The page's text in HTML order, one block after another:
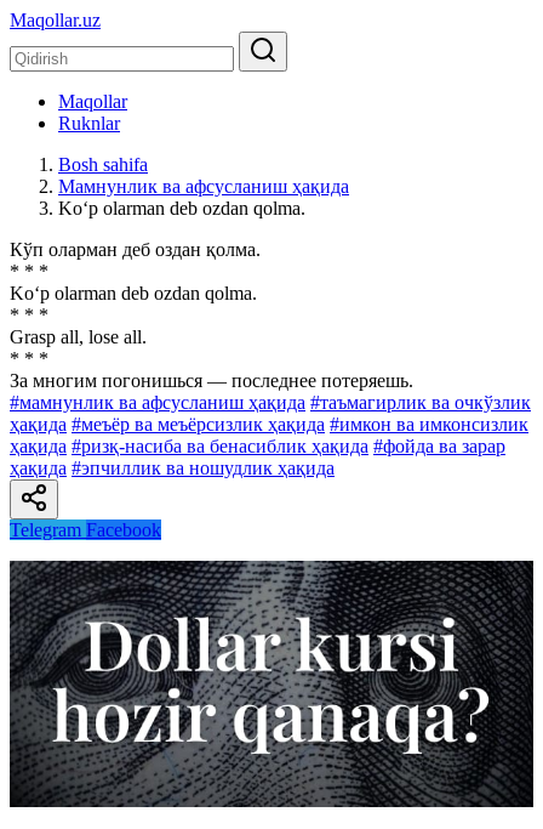
Maqollar.uz
Maqollar
Ruknlar
Bosh sahifa
Мамнунлик ва афсусланиш ҳақида
Ko‘p olarman deb ozdan qolma.
Кўп оларман деб оздан қолма.
* * *
Ko‘p olarman deb ozdan qolma.
* * *
Grasp all, lose all.
* * *
За многим погонишься — последнее потеряешь.
#мамнунлик ва афсусланиш ҳақида #таъмагирлик ва очкўзлик
ҳақида #меъёр ва меъёрсизлик ҳақида #имкон ва имконсизлик
ҳақида #ризқ-насиба ва бенасиблик ҳақида #фойда ва зарар
ҳақида #эпчиллик ва ношудлик ҳақида
Telegram Facebook